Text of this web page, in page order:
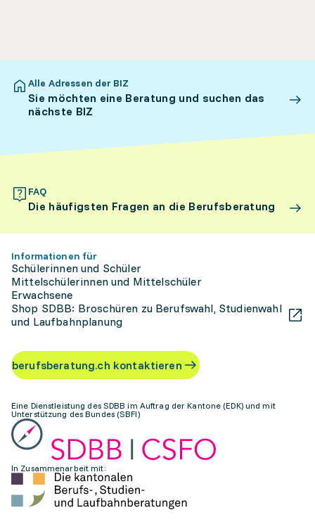
Alle Adressen der BIZ
Sie möchten eine Beratung und suchen das
nächste BIZ
FAQ
Die häufigsten Fragen an die Berufsberatung
Informationen für
Schülerinnen und Schüler
Mittelschülerinnen und Mittelschüler
Erwachsene
Shop SDBB: Broschüren zu Berufswahl, Studienwahl
und Laufbahnplanung
berufsberatung.ch kontaktieren
Eine Dienstleistung des SDBB im Auftrag der Kantone (EDK) und mit
Unterstützung des Bundes (SBFI)
In Zusammenarbeit mit: